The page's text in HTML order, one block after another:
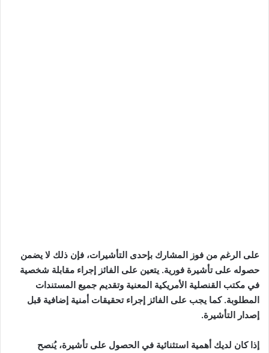
على الرغم من فوز المشارك بإحدى التأشيرات، فإن ذلك لا يضمن
حصوله على تأشيرة فورية. يتعين على الفائز إجراء مقابلة شخصية
في مكتب القنصلية الأمريكية المعنية وتقديم جميع المستندات
المطلوبة. كما يجب على الفائز إجراء تحقيقات أمنية إضافية قبل
إصدار التأشيرة.
إذا كان لديك أهمية استثنائية في الحصول على تأشيرة، يُنصح